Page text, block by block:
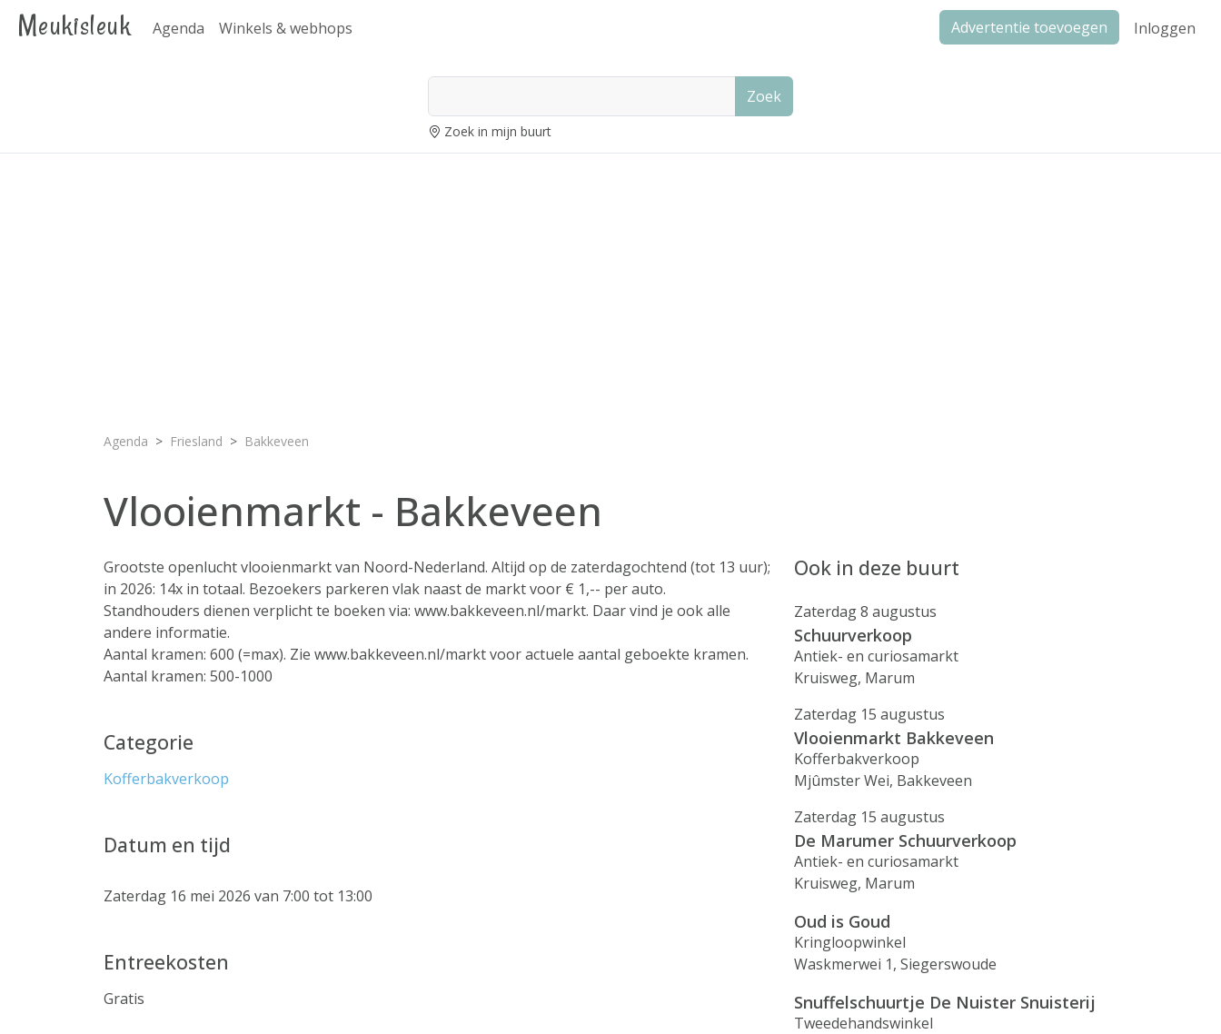
Meukisleuk Agenda Winkels & webhops Advertentie toevoegen Inloggen
Zoek
Zoek in mijn buurt
Agenda Friesland Bakkeveen
Vlooienmarkt - Bakkeveen
Grootste openlucht vlooienmarkt van Noord-Nederland. Altijd op de zaterdagochtend (tot 13 uur);
in 2026: 14x in totaal. Bezoekers parkeren vlak naast de markt voor € 1,-- per auto.
Standhouders dienen verplicht te boeken via: www.bakkeveen.nl/markt. Daar vind je ook alle
andere informatie.
Aantal kramen: 600 (=max). Zie www.bakkeveen.nl/markt voor actuele aantal geboekte kramen.
Aantal kramen: 500-1000
Categorie
Kofferbakverkoop
Datum en tijd
Zaterdag 16 mei 2026 van 7:00 tot 13:00
Entreekosten
Gratis
Ook in deze buurt
Zaterdag 8 augustus
Schuurverkoop
Antiek- en curiosamarkt
Kruisweg, Marum
Zaterdag 15 augustus
Vlooienmarkt Bakkeveen
Kofferbakverkoop
Mjûmster Wei, Bakkeveen
Zaterdag 15 augustus
De Marumer Schuurverkoop
Antiek- en curiosamarkt
Kruisweg, Marum
Oud is Goud
Kringloopwinkel
Waskmerwei 1, Siegerswoude
Snuffelschuurtje De Nuister Snuisterij
Tweedehandswinkel